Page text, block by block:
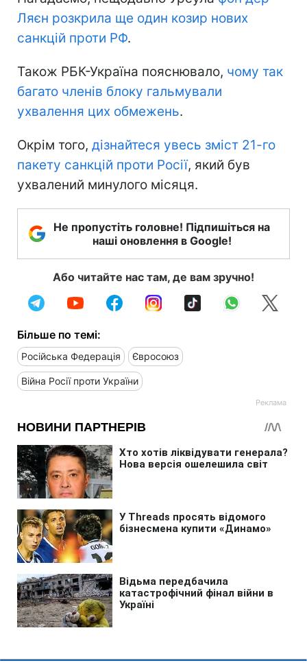
Ляєн розкрила ще один козир нових
санкцій проти РФ.
Також РБК-Україна пояснювало, чому так
багато членів блоку гальмували
ухвалення цих обмежень.
Окрім того, дізнайтеся увесь зміст 21-го
пакету санкцій проти Росії, який був
ухвалений минулого місяця.
Не пропустіть головне! Підпишіться на
наші оновлення в Google!
Або читайте нас там, де вам зручно!
Більше по темі:
Російська Федерація Євросоюз
Війна Росії проти України